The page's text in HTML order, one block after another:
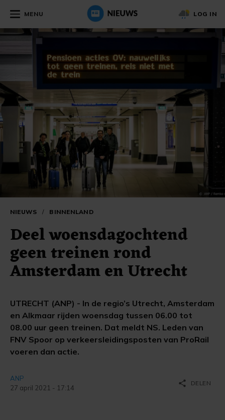
MENU LOG IN
NIEUWS / BINNENLAND
Deel woensdagochtend
geen treinen rond
Amsterdam en Utrecht
UTRECHT (ANP) - In de regio’s Utrecht, Amsterdam
en Alkmaar rijden woensdag tussen 06.00 tot
08.00 uur geen treinen. Dat meldt NS. Leden van
FNV Spoor op verkeersleidingsposten van ProRail
voeren dan actie.
ANP
27 april 2021 - 17:14
share DELEN